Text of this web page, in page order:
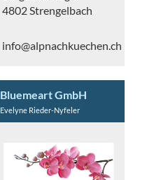
4802 Strengelbach
info@alpnachkuechen.ch
Bluemeart GmbH
Evelyne Rieder-Nyfeler